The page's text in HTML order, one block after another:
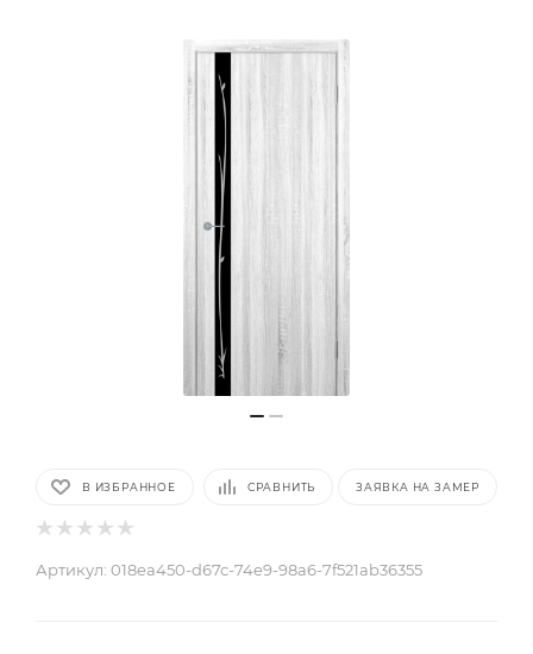
В ИЗБРАННОЕ СРАВНИТЬ ЗАЯВКА НА ЗАМЕР
Артикул: 018ea450-d67c-74e9-98a6-7f521ab36355